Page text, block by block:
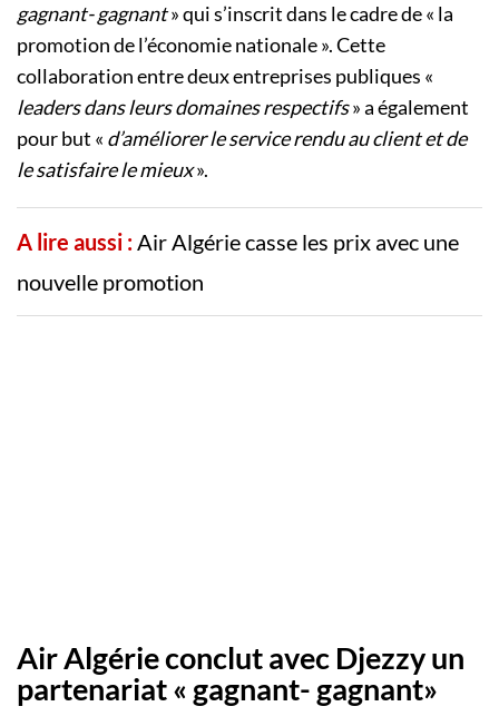
gagnant- gagnant» qui s’inscrit dans le cadre de « la
promotion de l’économie nationale ». Cette
collaboration entre deux entreprises publiques «
leaders dans leurs domaines respectifs» a également
pour but « d’améliorer le service rendu au client et de
le satisfaire le mieux».
A lire aussi :Air Algérie casse les prix avec une
nouvelle promotion
Air Algérie conclut avec Djezzy un
partenariat « gagnant- gagnant»